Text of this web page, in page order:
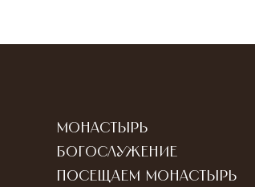
Монастырь
Богослужение
Посещаем монастырь